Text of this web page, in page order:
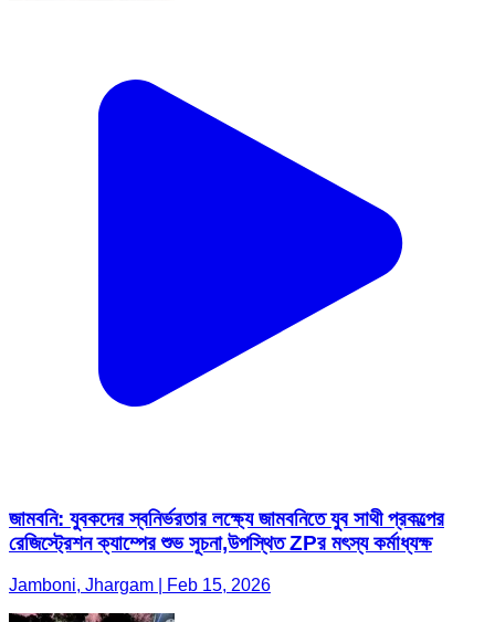
জামবনি: যুবকদের স্বনির্ভরতার লক্ষ্যে জামবনিতে যুব সাথী প্রকল্পের
রেজিস্ট্রেশন ক্যাম্পের শুভ সূচনা,উপস্থিত ZPর মৎস্য কর্মাধ্যক্ষ
Jamboni, Jhargam | Feb 15, 2026